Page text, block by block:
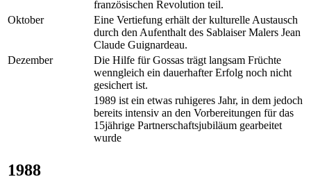
französischen Revolution teil.
Oktober
Eine Vertiefung erhält der kulturelle Austausch
durch den Aufenthalt des Sablaiser Malers Jean
Claude Guignardeau.
Dezember
Die Hilfe für Gossas trägt langsam Früchte
wenngleich ein dauerhafter Erfolg noch nicht
gesichert ist.
1989 ist ein etwas ruhigeres Jahr, in dem jedoch
bereits intensiv an den Vorbereitungen für das
15jährige Partnerschaftsjubiläum gearbeitet
wurde
1988